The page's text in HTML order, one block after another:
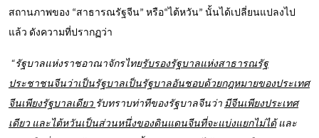
สถานภาพของ “สาธารณรัฐจีน” หรือ“ ไต้หวัน” นั้นได้เปลี่ยนแปลงไป
แล้ว ดังความที่ปรากฏว่า
“รัฐบาลแห่งราชอาณาจักรไทยรับรองรัฐบาลแห่งสาธารณรัฐ
ประชาชนจีนว่าเป็นรัฐบาลเป็นรัฐบาลอันชอบด้วยกฎหมายของประเทศ
จีนเพียงรัฐบาลเดียว รับทราบท่าทีของรัฐบาลจีนว่า มีจีนเพียงประเทศ
เดียว และไต้หวันเป็นส่วนหนึ่งของดินแดนจีนที่จะแบ่งแยกไม่ได้และ